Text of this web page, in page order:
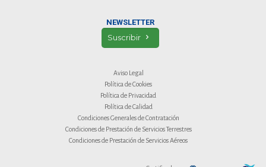
NEWSLETTER
Suscribir
Aviso Legal
Política de Cookies
Política de Privacidad
Política de Calidad
Condiciones Generales de Contratación
Condiciones de Prestación de Servicios Terrestres
Condiciones de Prestación de Servicios Aéreos